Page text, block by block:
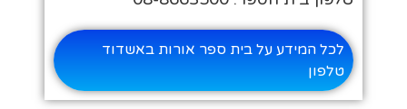
לכל המידע על בית ספר אורות באשדוד
טלפון